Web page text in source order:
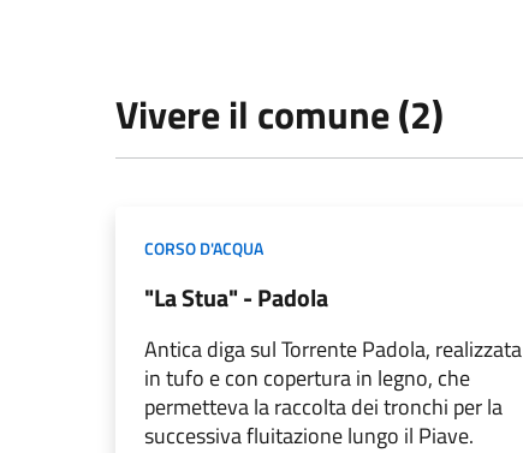
Vivere il comune (2)
CORSO D'ACQUA
"La Stua" - Padola
Antica diga sul Torrente Padola, realizzata
in tufo e con copertura in legno, che
permetteva la raccolta dei tronchi per la
successiva fluitazione lungo il Piave.